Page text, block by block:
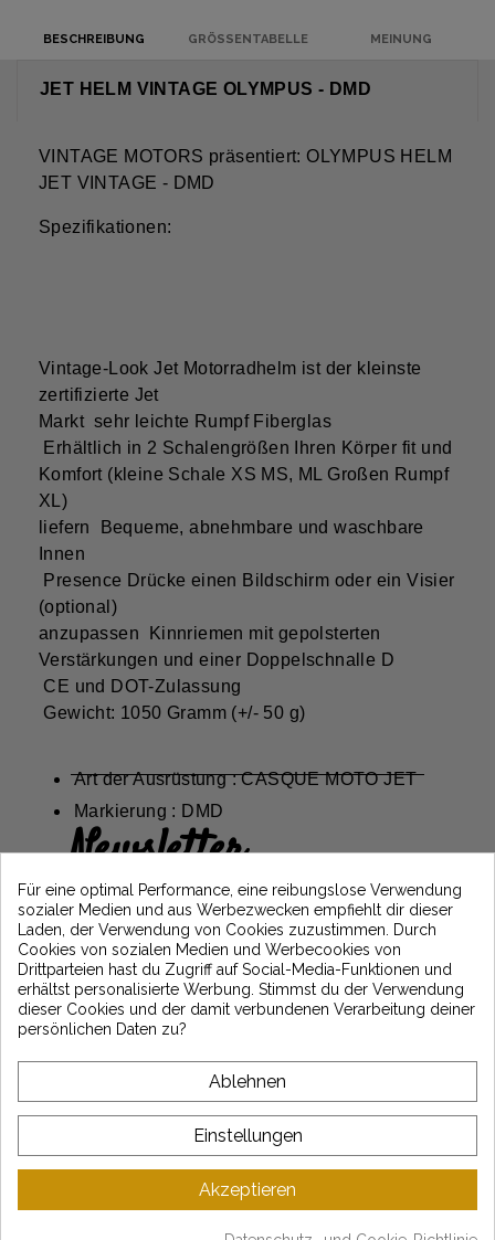
BESCHREIBUNG GRÖSSENTABELLE MEINUNG
JET HELM VINTAGE OLYMPUS - DMD
VINTAGE MOTORS präsentiert: OLYMPUS HELM
JET VINTAGE - DMD
Spezifikationen:
Vintage-Look Jet Motorradhelm ist der kleinste
zertifizierte Jet
Markt sehr leichte Rumpf Fiberglas
Erhältlich in 2 Schalengrößen Ihren Körper fit und
Komfort (kleine Schale XS MS, ML Großen Rumpf
XL)
liefern Bequeme, abnehmbare und waschbare
Innen
Presence Drücke einen Bildschirm oder ein Visier
(optional)
anzupassen Kinnriemen mit gepolsterten
Verstärkungen und einer Doppelschnalle D
CE und DOT-Zulassung
Gewicht: 1050 Gramm (+/- 50 g)
Art der Ausrüstung : CASQUE MOTO JET
Markierung : DMD
Newsletter
Erhalten Sie 5€ Rabatt auf Ihre erste
Bestellung, indem Sie sich anmelden und
über die neuesten Vintage Motors-
Nachrichten informiert bleiben
*Dès 99€ d'achat. En vous abonnant à notre newsletter, vous reconnaissez avoir pris
l'acceptez.
ÜBER VINTAGE
KUNDENSERVICE
Für eine optimal Performance, eine reibungslose Verwendung
sozialer Medien und aus Werbezwecken empfiehlt dir dieser
Laden, der Verwendung von Cookies zuzustimmen. Durch
Cookies von sozialen Medien und Werbecookies von
Drittparteien hast du Zugriff auf Social-Media-Funktionen und
erhältst personalisierte Werbung. Stimmst du der Verwendung
dieser Cookies und der damit verbundenen Verarbeitung deiner
persönlichen Daten zu?
Ablehnen
Einstellungen
Akzeptieren